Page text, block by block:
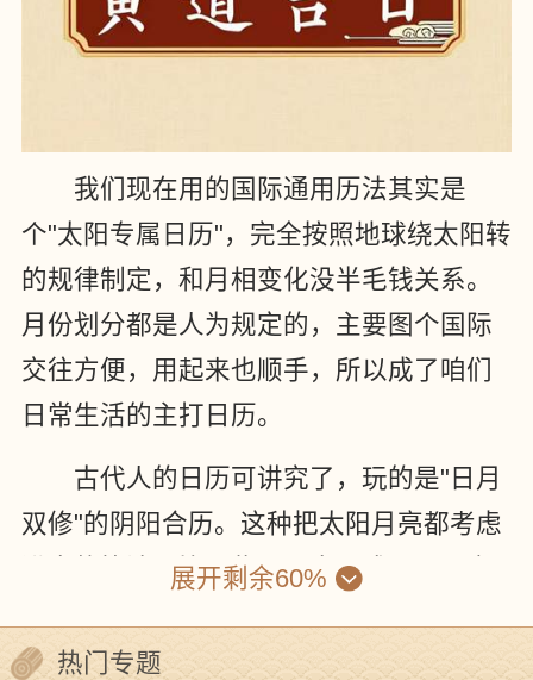
我们现在用的国际通用历法其实是
个"太阳专属日历"，完全按照地球绕太阳转
的规律制定，和月相变化没半毛钱关系。
月份划分都是人为规定的，主要图个国际
交往方便，用起来也顺手，所以成了咱们
日常生活的主打日历。
古代人的日历可讲究了，玩的是"日月
双修"的阴阳合历。这种把太阳月亮都考虑
进去的算法，比那些只用太阳或只用月亮
严谨的态度。
展开剩余60%
热门专题